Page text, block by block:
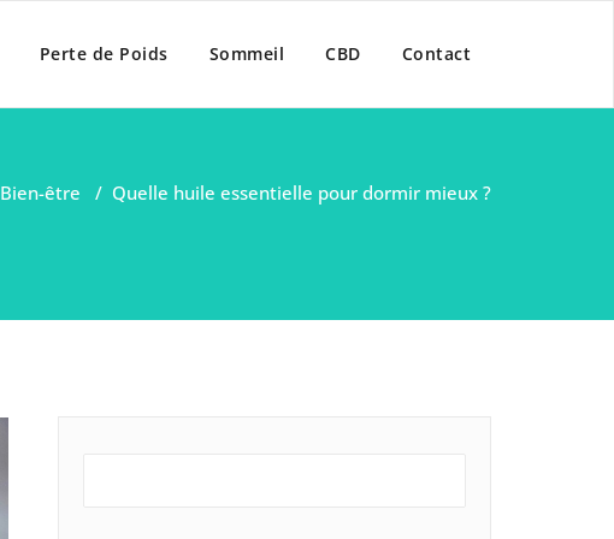
Perte de Poids Sommeil CBD Contact
Bien-être / Quelle huile essentielle pour dormir mieux ?